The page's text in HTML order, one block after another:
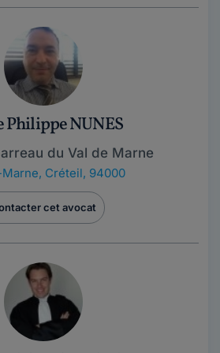
NUNES
du Val de Marne
, Créteil, 94000
cet avocat